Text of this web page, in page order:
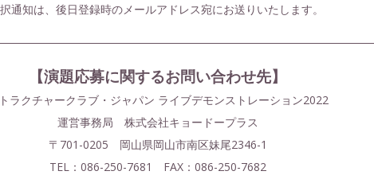
通知は、後日登録時のメールアドレス宛にお送りいたします。
【演題応募に関するお問い合わせ先】
ラクチャークラブ・ジャパン ライブデモンストレーション2022
運営事務局 株式会社キョードープラス
〒701-0205 岡山県岡山市南区妹尾2346-1
TEL：086-250-7681 FAX：086-250-7682